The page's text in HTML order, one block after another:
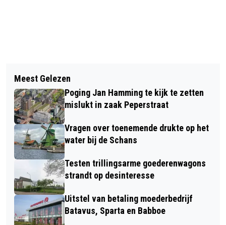
NIEUWE FUNDERING VOOR
GEMEENTELIJK MONUMENT
PARKSTRAAT
GEMEENTE STAPT OVER OP DICHT BIJ
HUIS OPGEWEKTE ENERGIE
Meest Gelezen
Poging Jan Hamming te kijk te zetten
mislukt in zaak Peperstraat
Vragen over toenemende drukte op het
water bij de Schans
Testen trillingsarme goederenwagons
strandt op desinteresse
Uitstel van betaling moederbedrijf
Batavus, Sparta en Babboe